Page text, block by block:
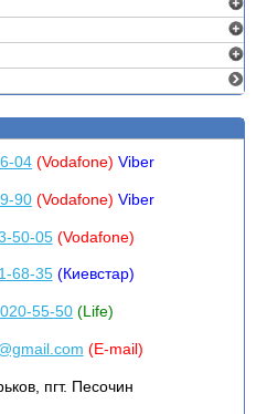
04 (Vodafone)Viber
90 (Vodafone)Viber
50-05(Vodafone)
68-35(Киевстар)
55-50 (Life)
(E-mail)
пгт. Песочин